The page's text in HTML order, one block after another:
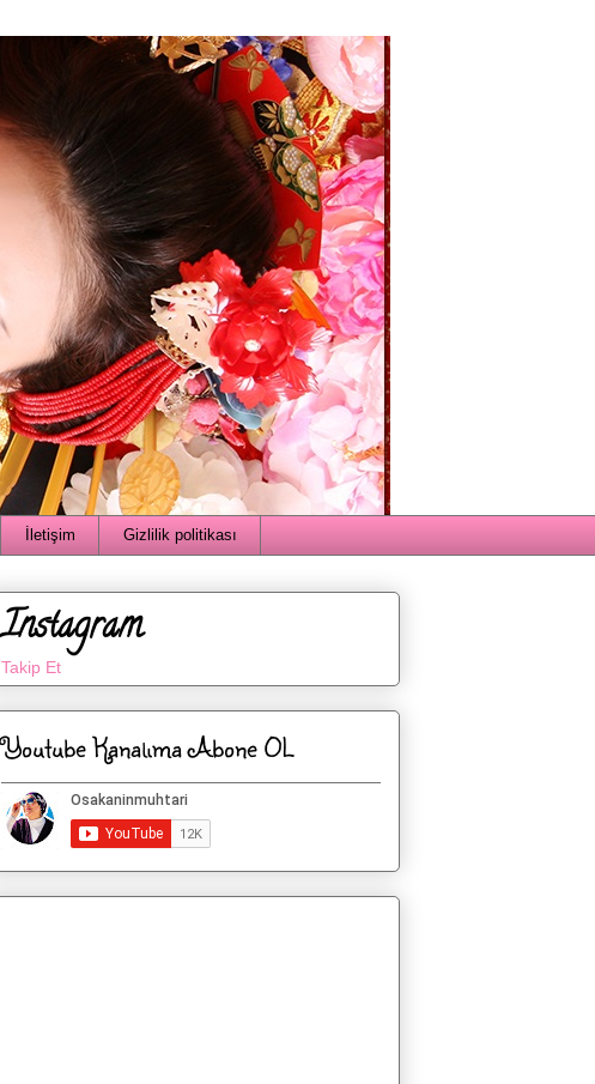
İletişim Gizlilik politikası
Instagram
Takip Et
Youtube Kanalıma Abone OL